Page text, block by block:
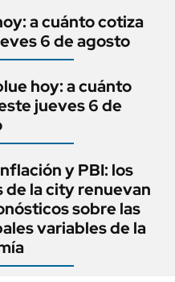
a cuánto cotiza
6 de agosto
hoy: a cuánto
jueves 6 de
y PBI: los
de la city renuevan
sobre las
variables de la